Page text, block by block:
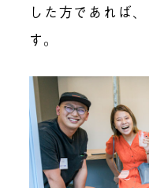
した方であれば、
す。